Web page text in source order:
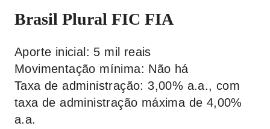
Brasil Plural FIC FIA
Aporte inicial: 5 mil reais
Movimentação mínima: Não há
Taxa de administração: 3,00% a.a., com
taxa de administração máxima de 4,00%
a.a.